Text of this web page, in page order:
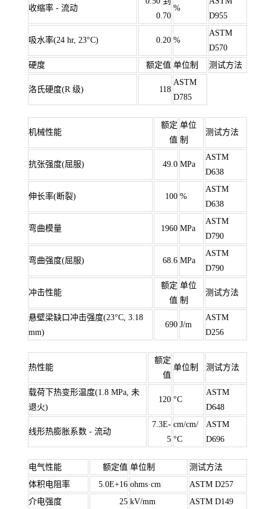
收缩率 - 流动
0.70
%
D955
吸水率(24 hr, 23°C) 0.20 %
ASTM
D570
硬度
额定值 单位制 测试方法
洛氏硬度(R 级) 118
ASTM
D785
机械性能
额定
值
单位
制
测试方法
抗张强度(屈服) 49.0 MPa
ASTM
D638
伸长率(断裂) 100 %
ASTM
D638
弯曲模量 1960 MPa
ASTM
D790
弯曲强度(屈服) 68.6 MPa
ASTM
D790
冲击性能
额定
值
单位
制
测试方法
悬壁梁缺口冲击强度(23°C, 3.18
mm)
690 J/m
ASTM
D256
热性能
额定
值
单位制 测试方法
载荷下热变形温度(1.8 MPa, 未
退火)
120 °C
ASTM
D648
线形热膨胀系数 - 流动
7.3E-
5
cm/cm/
°C
ASTM
D696
电气性能 额定值 单位制
测试方法
体积电阻率
5.0E+16 ohms·cm
ASTM D257
介电强度
25 kV/mm
ASTM D149